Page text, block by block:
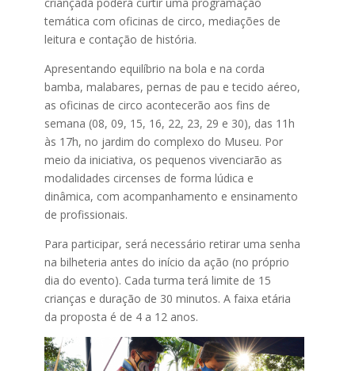
temática com oficinas de circo, mediações de
leitura e contação de história.
Apresentando equilíbrio na bola e na corda
bamba, malabares, pernas de pau e tecido aéreo,
as oficinas de circo acontecerão aos fins de
semana (08, 09, 15, 16, 22, 23, 29 e 30), das 11h
às 17h, no jardim do complexo do Museu. Por
meio da iniciativa, os pequenos vivenciarão as
modalidades circenses de forma lúdica e
dinâmica, com acompanhamento e ensinamento
de profissionais.
Para participar, será necessário retirar uma senha
na bilheteria antes do início da ação (no próprio
dia do evento). Cada turma terá limite de 15
crianças e duração de 30 minutos. A faixa etária
da proposta é de 4 a 12 anos.